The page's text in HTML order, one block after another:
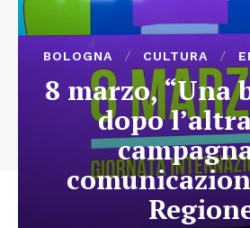
BOLOGNA CULTURA
8 marzo, “Una
dopo